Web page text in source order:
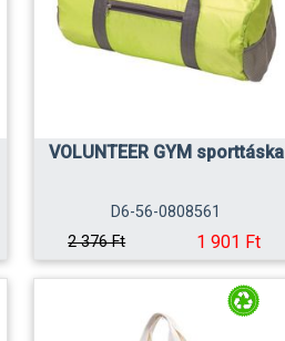
VOLUNTEER GYM sporttáska
D6-56-0808561
2 376 Ft
1 901 Ft